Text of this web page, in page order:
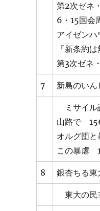
第2次ゼネ
6・15国
アイゼン
「新条約
第3次ゼネ
7 新島のい
ミサイル
山路で
オルグ団
この暴虐
8 銀杏ちる
東大の民